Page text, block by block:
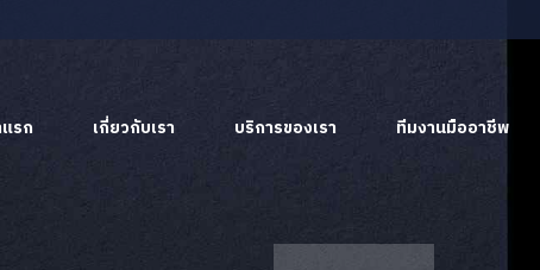
รก เกี่ยวกับเรา บริการของเรา ทีมงานมืออาชีพ